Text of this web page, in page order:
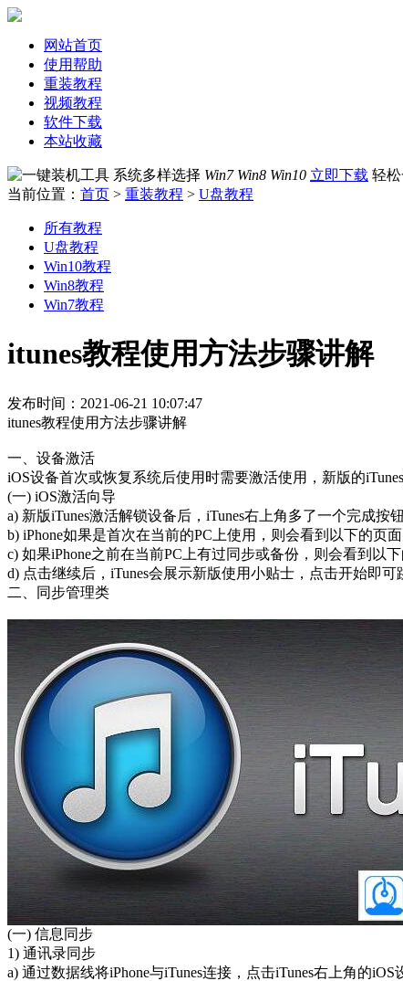
网站首页
使用帮助
重装教程
视频教程
软件下载
本站收藏
系统多样选择 Win7 Win8 Win10 立即下载 轻
当前位置： 首页 > 重装教程 > U盘教程
所有教程
U盘教程
Win10教程
Win8教程
Win7教程
itunes教程使用方法步骤讲解
发布时间：2021-06-21 10:07:47
itunes教程使用方法步骤讲解
一、设备激活
iOS设备首次或恢复系统后使用时需要激活使用，新版的
(一) iOS激活向导
a) 新版iTunes激活解锁设备后，iTunes右上角多了一个完成按
b) iPhone如果是首次在当前的PC上使用，则会看到以下的页
c) 如果iPhone之前在当前PC上有过同步或备份，则会看到以
d) 点击继续后，iTunes会展示新版使用小贴士，点击开始即可
二、同步管理类
(一) 信息同步
1) 通讯录同步
a) 通过数据线将iPhone与iTunes连接，点击iTunes右上角的